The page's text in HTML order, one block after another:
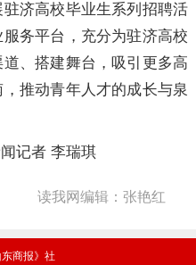
济高校毕业生系列招聘活
务平台，充分为驻济高校
、搭建舞台，吸引更多高
推动青年人才的成长与泉
记者 李瑞琪
读我网编辑：张艳红
商报》社